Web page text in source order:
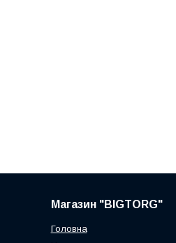
Магазин "BIGTORG"
Головна